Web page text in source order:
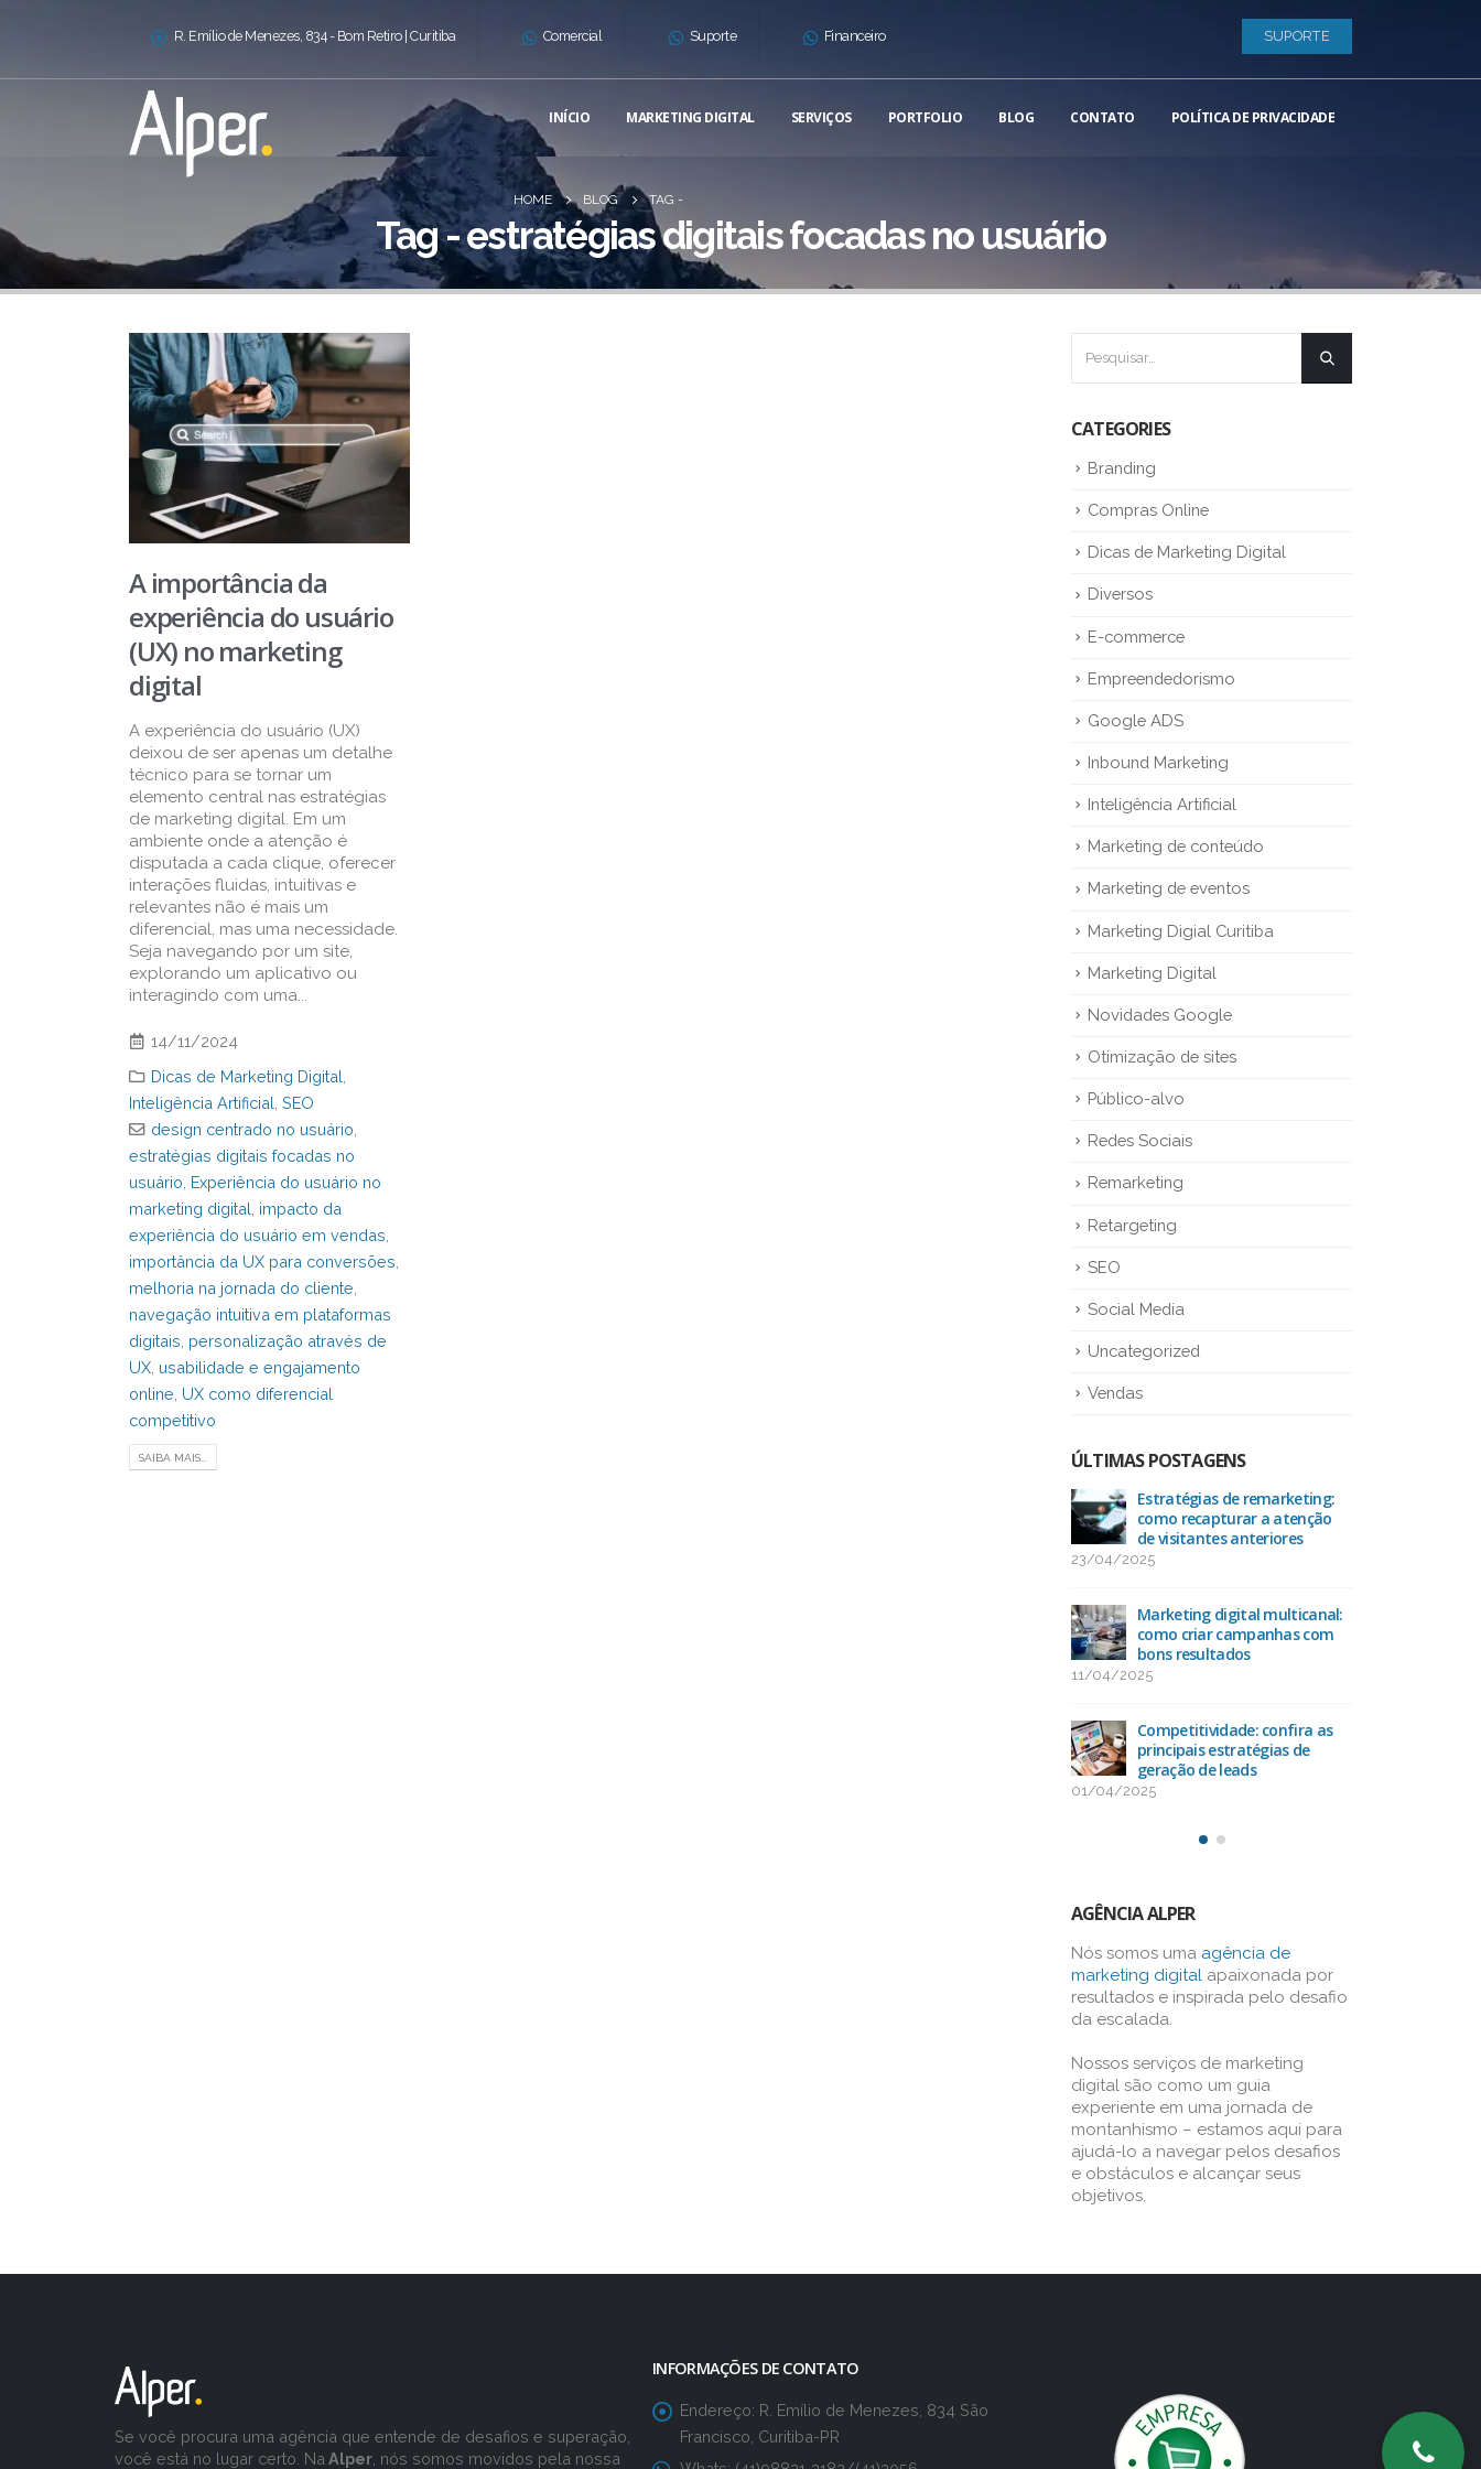
R. Emílio de Menezes, 834 - Bom Retiro | Curitiba Comercial Suporte Financeiro SUPORTE
INÍCIO MARKETING DIGITAL SERVIÇOS PORTFOLIO BLOG CONTATO POLÍTICA DE PRIVACIDADE
HOME BLOG TAG -
Tag - estratégias digitais focadas no usuário
A importância da
experiência do usuário
(UX) no marketing
digital
A experiência do usuário (UX)
deixou de ser apenas um detalhe
técnico para se tornar um
elemento central nas estratégias
de marketing digital. Em um
ambiente onde a atenção é
disputada a cada clique, oferecer
interações fluidas, intuitivas e
relevantes não é mais um
diferencial, mas uma necessidade.
Seja navegando por um site,
explorando um aplicativo ou
interagindo com uma...
14/11/2024
Dicas de Marketing Digital
Inteligência Artificial SEO
design centrado no usuário
estratégias digitais focadas no
usuário Experiência do usuário no
marketing digital impacto da
experiência do usuário em vendas
importância da UX para conversões
melhoria na jornada do cliente
navegação intuitiva em plataformas
digitais personalização através de
UX usabilidade e engajamento
online UX como diferencial
competitivo
SAIBA MAIS...
CATEGORIES
Branding
Compras Online
Dicas de Marketing Digital
Diversos
E-commerce
Empreendedorismo
Google ADS
Inbound Marketing
Inteligência Artificial
Marketing de conteúdo
Marketing de eventos
Marketing Digial Curitiba
Marketing Digital
Novidades Google
Otimização de sites
Público-alvo
Redes Sociais
Remarketing
Retargeting
SEO
Social Media
Uncategorized
Vendas
ÚLTIMAS POSTAGENS
Estratégias de remarketing:
como recapturar a atenção
de visitantes anteriores
23/04/2025
Marketing digital multicanal:
como criar campanhas com
bons resultados
11/04/2025
Competitividade: confira as
principais estratégias de
geração de leads
01/04/2025
AGÊNCIA ALPER
Nós somos uma agência de
marketing digital apaixonada por
resultados e inspirada pelo desafio
da escalada.
Nossos serviços de marketing
digital são como um guia
experiente em uma jornada de
montanhismo – estamos aqui para
ajudá-lo a navegar pelos desafios
e obstáculos e alcançar seus
objetivos.
Se você procura uma agência que entende de desafios e superação,
você está no lugar certo. Na Alper , nós somos movidos pela nossa
INFORMAÇÕES DE CONTATO
Endereço: R. Emílio de Menezes, 834 São
Francisco, Curitiba-PR